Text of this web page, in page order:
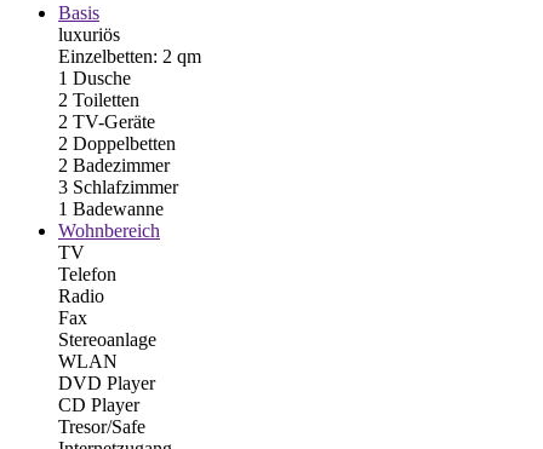
Basis
luxuriös
Einzelbetten: 2 qm
1 Dusche
2 Toiletten
2 TV-Geräte
2 Doppelbetten
2 Badezimmer
3 Schlafzimmer
1 Badewanne
Wohnbereich
TV
Telefon
Radio
Fax
Stereoanlage
WLAN
DVD Player
CD Player
Tresor/Safe